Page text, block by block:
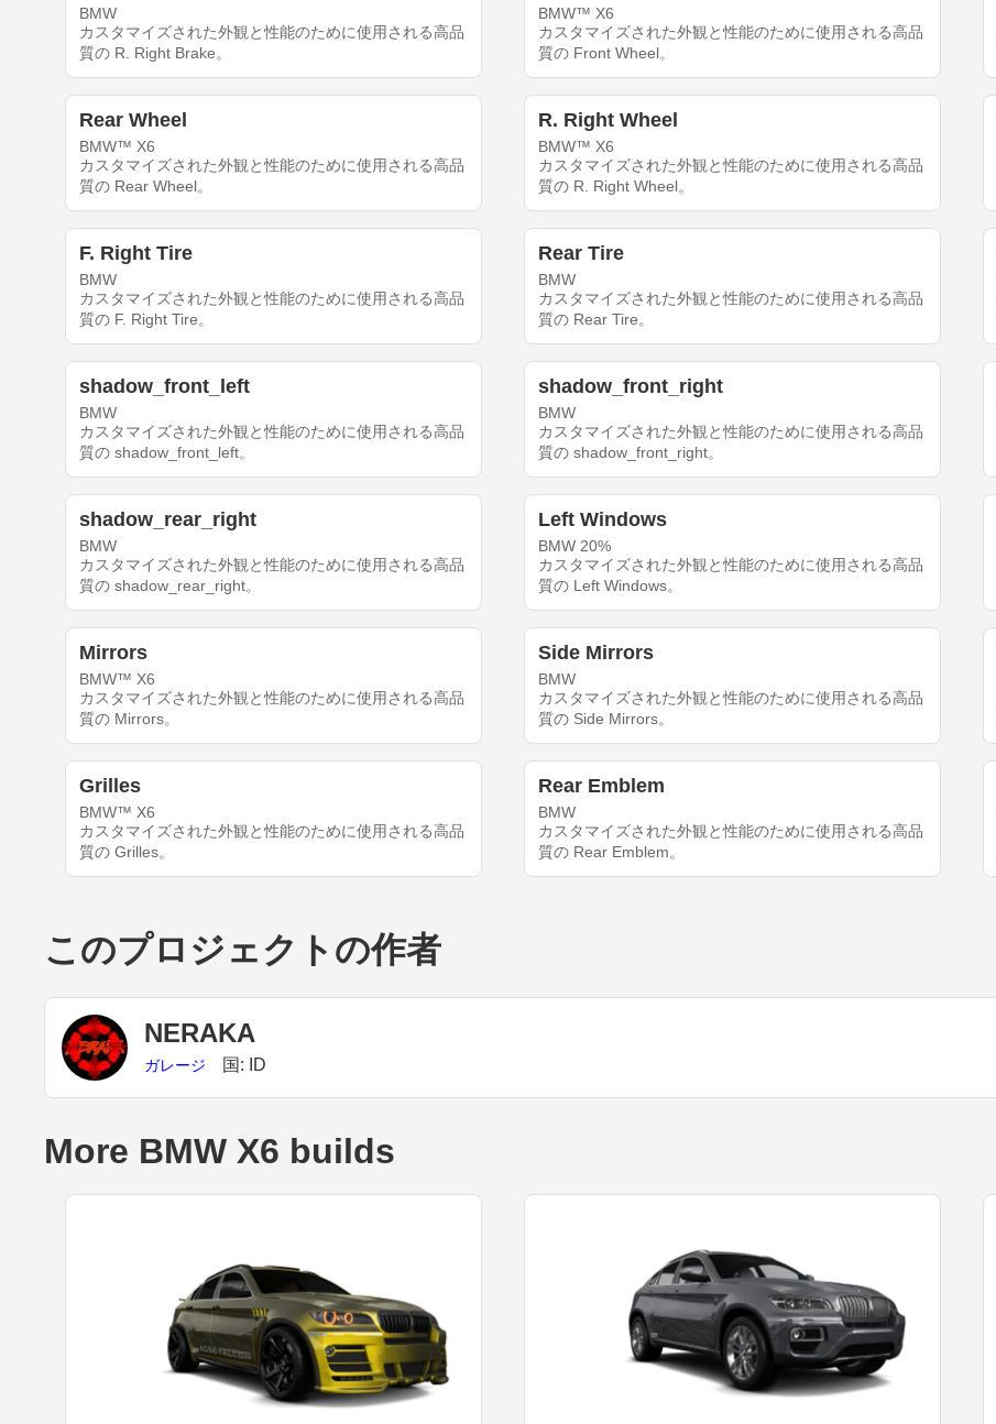
BMW
カスタマイズされた外観と性能のために使用される高品
質の R. Right Brake。
BMW™ X6
カスタマイズされた外観と性能のために使用される高品
質の Front Wheel。
Rear Wheel
BMW™ X6
カスタマイズされた外観と性能のために使用される高品
質の Rear Wheel。
R. Right Wheel
BMW™ X6
カスタマイズされた外観と性能のために使用される高品
質の R. Right Wheel。
F. Right Tire
BMW
カスタマイズされた外観と性能のために使用される高品
質の F. Right Tire。
Rear Tire
BMW
カスタマイズされた外観と性能のために使用される高品
質の Rear Tire。
shadow_front_left
BMW
カスタマイズされた外観と性能のために使用される高品
質の shadow_front_left。
shadow_front_right
BMW
カスタマイズされた外観と性能のために使用される高品
質の shadow_front_right。
shadow_rear_right
BMW
カスタマイズされた外観と性能のために使用される高品
質の shadow_rear_right。
Left Windows
BMW 20%
カスタマイズされた外観と性能のために使用される高品
質の Left Windows。
Mirrors
BMW™ X6
カスタマイズされた外観と性能のために使用される高品
質の Mirrors。
Side Mirrors
BMW
カスタマイズされた外観と性能のために使用される高品
質の Side Mirrors。
Grilles
BMW™ X6
カスタマイズされた外観と性能のために使用される高品
質の Grilles。
Rear Emblem
BMW
カスタマイズされた外観と性能のために使用される高品
質の Rear Emblem。
このプロジェクトの作者
NERAKA
ガレージ 国: ID
More BMW X6 builds